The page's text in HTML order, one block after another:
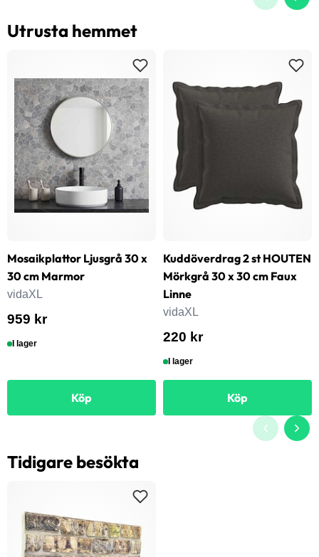
Utrusta hemmet
Mosaikplattor Ljusgrå 30 x
30 cm Marmor
vidaXL
959 kr
I lager
Köp
Kuddöverdrag 2 st HOUTEN
Mörkgrå 30 x 30 cm Faux
Linne
vidaXL
220 kr
I lager
Köp
Tidigare besökta